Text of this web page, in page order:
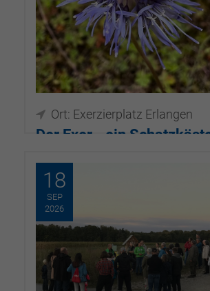
Ort: Exerzierplatz Erlangen
Der Exer - ein
01.08.2026, 18:00–19:00
18
SEP
2026